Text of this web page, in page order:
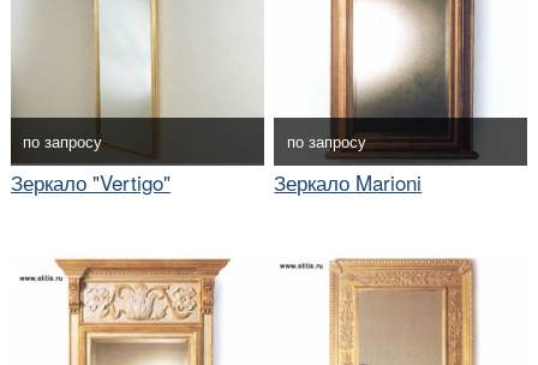
по запросу
Зеркало "Vertigo"
по запросу
Зеркало Marioni